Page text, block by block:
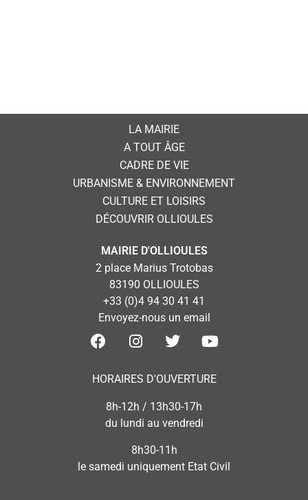
LA MAIRIE
A TOUT ÂGE
CADRE DE VIE
URBANISME & ENVIRONNEMENT
CULTURE ET LOISIRS
DÉCOUVRIR OLLIOULES
MAIRIE D'OLLIOULES
2 place Marius Trotobas
83190 OLLIOULES
+33 (0)4 94 30 41 41
Envoyez-nous un email
HORAIRES D'OUVERTURE
8h-12h / 13h30-17h
du lundi au vendredi
8h30-11h
le samedi uniquement Etat Civil